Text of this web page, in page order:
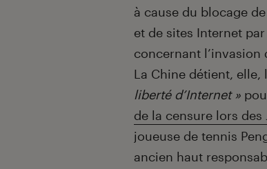
à cause du blocage
et de sites Internet
concernant l’invasion
La Chine détient, elle,
liberté d’Internet »
de la censure lors
joueuse de tennis
ancien haut